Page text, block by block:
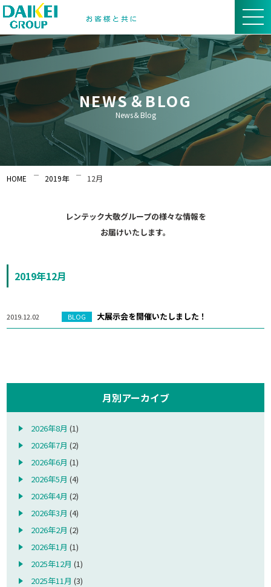
NEWS＆BLOG
News＆Blog
HOME 2019年 12月
レンテック大敬グループの様々な情報を
お届けいたします。
2019年12月
2019.12.02 BLOG 大展示会を開催いたしました！
月別アーカイブ
2026年8月 (1)
2026年7月 (2)
2026年6月 (1)
2026年5月 (4)
2026年4月 (2)
2026年3月 (4)
2026年2月 (2)
2026年1月 (1)
2025年12月 (1)
2025年11月 (3)